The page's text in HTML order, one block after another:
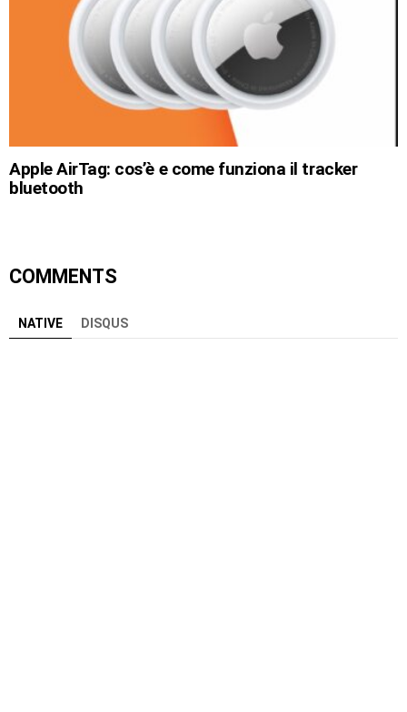
Apple AirTag: cos’è e come funziona il tracker
bluetooth
COMMENTS
NATIVE DISQUS